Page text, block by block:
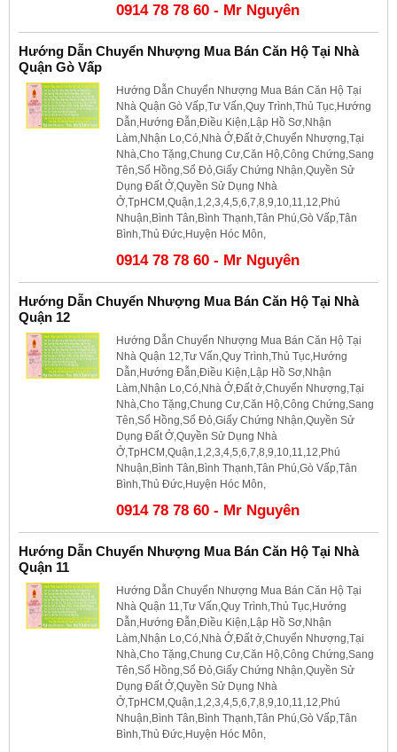
0914 78 78 60 - Mr Nguyên
Hướng Dẫn Chuyển Nhượng Mua Bán Căn Hộ Tại Nhà
Quận Gò Vấp
Hướng Dẫn Chuyển Nhượng Mua Bán Căn Hộ Tại
Nhà Quận Gò Vấp,Tư Vấn,Quy Trình,Thủ Tục,Hướng
Dẫn,Hướng Đẫn,Điều Kiện,Lập Hồ Sơ,Nhận
Làm,Nhận Lo,Có,Nhà Ở,Đất ở,Chuyển Nhượng,Tại
Nhà,Cho Tặng,Chung Cư,Căn Hộ,Công Chứng,Sang
Tên,Sổ Hồng,Sổ Đỏ,Giấy Chứng Nhận,Quyền Sử
Dụng Đất Ở,Quyền Sử Dụng Nhà
Ở,TpHCM,Quận,1,2,3,4,5,6,7,8,9,10,11,12,Phú
Nhuận,Bình Tân,Bình Thạnh,Tân Phú,Gò Vấp,Tân
Bình,Thủ Đức,Huyện Hóc Môn,
0914 78 78 60 - Mr Nguyên
Hướng Dẫn Chuyển Nhượng Mua Bán Căn Hộ Tại Nhà
Quận 12
Hướng Dẫn Chuyển Nhượng Mua Bán Căn Hộ Tại
Nhà Quận 12,Tư Vấn,Quy Trình,Thủ Tục,Hướng
Dẫn,Hướng Đẫn,Điều Kiện,Lập Hồ Sơ,Nhận
Làm,Nhận Lo,Có,Nhà Ở,Đất ở,Chuyển Nhượng,Tại
Nhà,Cho Tặng,Chung Cư,Căn Hộ,Công Chứng,Sang
Tên,Sổ Hồng,Sổ Đỏ,Giấy Chứng Nhận,Quyền Sử
Dụng Đất Ở,Quyền Sử Dụng Nhà
Ở,TpHCM,Quận,1,2,3,4,5,6,7,8,9,10,11,12,Phú
Nhuận,Bình Tân,Bình Thạnh,Tân Phú,Gò Vấp,Tân
Bình,Thủ Đức,Huyện Hóc Môn,
0914 78 78 60 - Mr Nguyên
Hướng Dẫn Chuyển Nhượng Mua Bán Căn Hộ Tại Nhà
Quận 11
Hướng Dẫn Chuyển Nhượng Mua Bán Căn Hộ Tại
Nhà Quận 11,Tư Vấn,Quy Trình,Thủ Tục,Hướng
Dẫn,Hướng Đẫn,Điều Kiện,Lập Hồ Sơ,Nhận
Làm,Nhận Lo,Có,Nhà Ở,Đất ở,Chuyển Nhượng,Tại
Nhà,Cho Tặng,Chung Cư,Căn Hộ,Công Chứng,Sang
Tên,Sổ Hồng,Sổ Đỏ,Giấy Chứng Nhận,Quyền Sử
Dụng Đất Ở,Quyền Sử Dụng Nhà
Ở,TpHCM,Quận,1,2,3,4,5,6,7,8,9,10,11,12,Phú
Nhuận,Bình Tân,Bình Thạnh,Tân Phú,Gò Vấp,Tân
Bình,Thủ Đức,Huyện Hóc Môn,